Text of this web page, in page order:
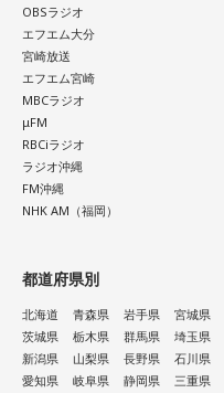
OBSラジオ
エフエム大分
宮崎放送
エフエム宮崎
MBCラジオ
μFM
RBCiラジオ
ラジオ沖縄
FM沖縄
NHK AM（福岡）
都道府県別
北海道 青森県 岩手県 宮城県
茨城県
栃木県 群馬県 埼玉県
新潟県
山梨県 長野県 石川県
愛知県
岐阜県 静岡県 三重県